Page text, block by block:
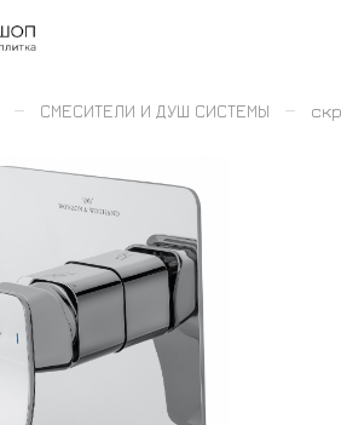
– СМЕСИТЕЛИ И ДУШ СИСТЕМЫ –